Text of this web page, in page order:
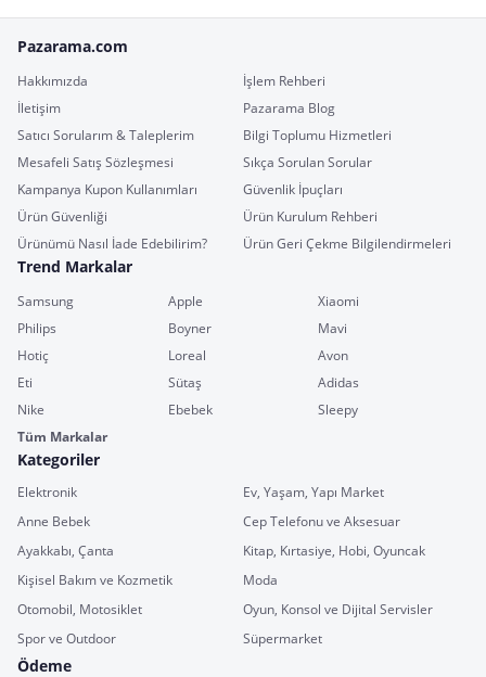
Pazarama.com
Hakkımızda
İşlem Rehberi
İletişim
Pazarama Blog
Satıcı Sorularım & Taleplerim
Bilgi Toplumu Hizmetleri
Mesafeli Satış Sözleşmesi
Sıkça Sorulan Sorular
Kampanya Kupon Kullanımları
Güvenlik İpuçları
Ürün Güvenliği
Ürün Kurulum Rehberi
Ürünümü Nasıl İade Edebilirim?
Ürün Geri Çekme Bilgilendirmeleri
Trend Markalar
Samsung Apple
Xiaomi
Philips
Boyner
Mavi
Hotiç
Loreal
Avon
Eti
Sütaş
Adidas
Nike
Ebebek
Sleepy
Tüm Markalar
Kategoriler
Elektronik
Ev, Yaşam, Yapı Market
Anne Bebek
Cep Telefonu ve Aksesuar
Ayakkabı, Çanta
Kitap, Kırtasiye, Hobi, Oyuncak
Kişisel Bakım ve Kozmetik
Moda
Otomobil, Motosiklet
Oyun, Konsol ve Dijital Servisler
Spor ve Outdoor
Süpermarket
Ödeme